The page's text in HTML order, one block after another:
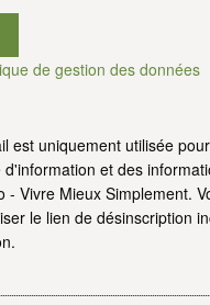
de gestion des données
est uniquement utilisée
et des
- Vivre Mieux Simplement.
le lien de désinscription